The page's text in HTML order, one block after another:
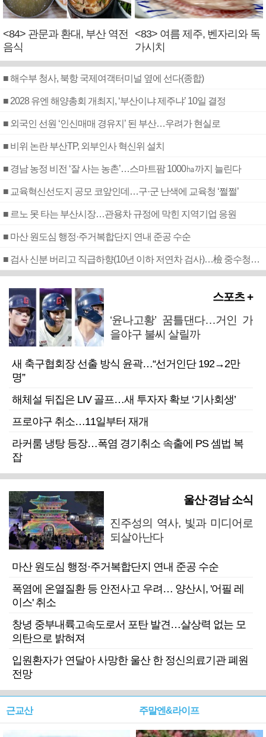
<84> 관문과 환대, 부산 역전
음식
<83> 여름 제주, 벤자리와 독
가시치
■ 해수부 청사, 북항 국제여객터미널 옆에 선다(종합)
■ 2028 유엔 해양총회 개최지, ‘부산이냐 제주냐’ 10일 결정
■ 외국인 선원 ‘인신매매 경유지’ 된 부산…우려가 현실로
■ 비위 논란 부산TP, 외부인사 혁신위 설치
■ 경남 농정 비전 ‘잘 사는 농촌’…스마트팜 1000㏊까지 늘린다
■ 교육혁신선도지 공모 코앞인데…구·군 난색에 교육청 ‘쩔쩔’
■ 르노 못 타는 부산시장…관용차 규정에 막힌 지역기업 응원
■ 마산 원도심 행정·주거복합단지 연내 준공 수순
■ 검사 신분 버리고 직급하향(10년 이하 저연차 검사)…檢 중수청행 기피
스포츠 +
‘윤나고황’ 꿈틀댄다…거인 가
을야구 불씨 살릴까
새 축구협회장 선출 방식 윤곽…“선거인단 192→2만
명”
해체설 뒤집은 LIV 골프…새 투자자 확보 ‘기사회생’
프로야구 취소…11일부터 재개
라커룸 냉탕 등장…폭염 경기취소 속출에 PS 셈법 복
잡
울산·경남 소식
진주성의 역사, 빛과 미디어로
되살아난다
마산 원도심 행정·주거복합단지 연내 준공 수순
폭염에 온열질환 등 안전사고 우려… 양산시, '어필 레
이스' 취소
창녕 중부내륙고속도로서 포탄 발견…살상력 없는 모
의탄으로 밝혀져
입원환자가 연달아 사망한 울산 한 정신의료기관 폐원
전망
근교산 주말엔&라이프